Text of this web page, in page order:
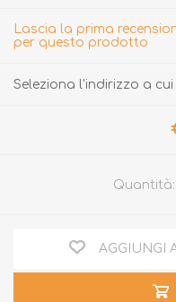
Lascia la prima
per questo prodotto
Seleziona l'indirizzo a
Quantità:
AGGIUNGI